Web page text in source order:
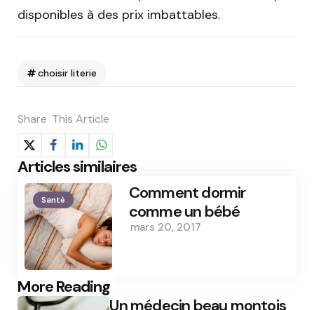
disponibles à des prix imbattables.
choisir literie
Share This Article
Articles similaires
Santé
Comment dormir
comme un bébé
mars 20, 2017
More Reading
Post
Un médecin beau montois